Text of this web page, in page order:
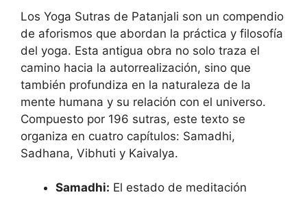
Los Yoga Sutras de Patanjali son un compendio
de aforismos que abordan la práctica y filosofía
del yoga. Esta antigua obra no solo traza el
camino hacia la autorrealización, sino que
también profundiza en la naturaleza de la
mente humana y su relación con el universo.
Compuesto por 196 sutras, este texto se
organiza en cuatro capítulos: Samadhi,
Sadhana, Vibhuti y Kaivalya.
Samadhi: El estado de meditación